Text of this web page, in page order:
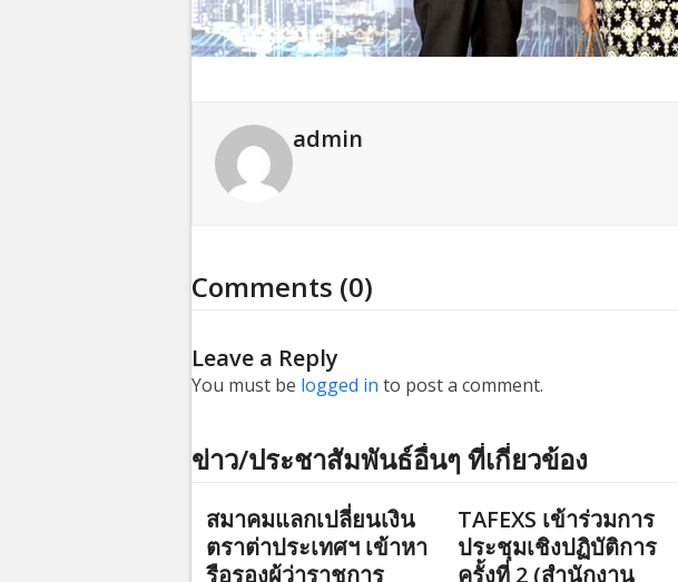
admin
Comments (0)
Leave a Reply
You must be logged in to post a comment.
ข่าว/ประชาสัมพันธ์อื่นๆ ที่เกี่ยวข้อง
สมาคมแลกเปลี่ยนเงิน
ตราต่าประเทศฯ เข้าหา
รือรองผู้ว่าราชการ
TAFEXS เข้าร่วมการ
ประชุมเชิงปฏิบัติการ
ครั้งที่ 2 (สำนักงาน